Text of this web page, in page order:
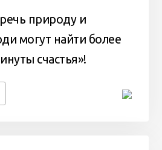
природу и
могут найти более
счастья»!